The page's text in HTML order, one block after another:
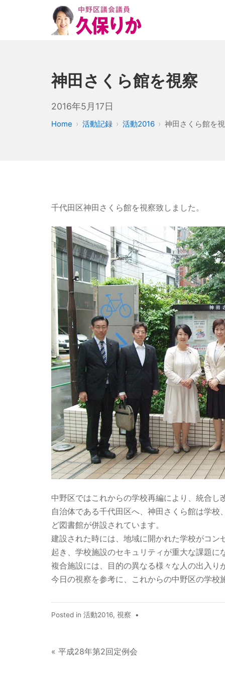
神田さくら館を視察
2016年5月17日
Home 活動記録 活動2016 神田さくら館を
千代田区神田さくら館を視察致しました。
中野区ではこれからの学校再編により、統合
自治体である千代田区へ、神田さくら館は学
ど図書館が併設されています。
建設された時には、地域に開かれた学校がコ
起き、学校施設のセキュリティが重大な課題に
複合施設には、目的の異なる様々な人の出入
今日の視察を参考に、これからの中野区の学
Posted in 活動2016, 視察 •
« 平成28年第2回定例会